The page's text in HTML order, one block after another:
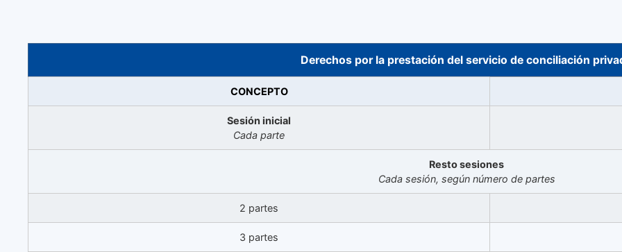
Derechos por la prestación del servicio de conciliación
CONCEPTO
Sesión inicial
Cada parte
Resto sesiones
Cada sesión, según número de partes
2 partes
3 partes